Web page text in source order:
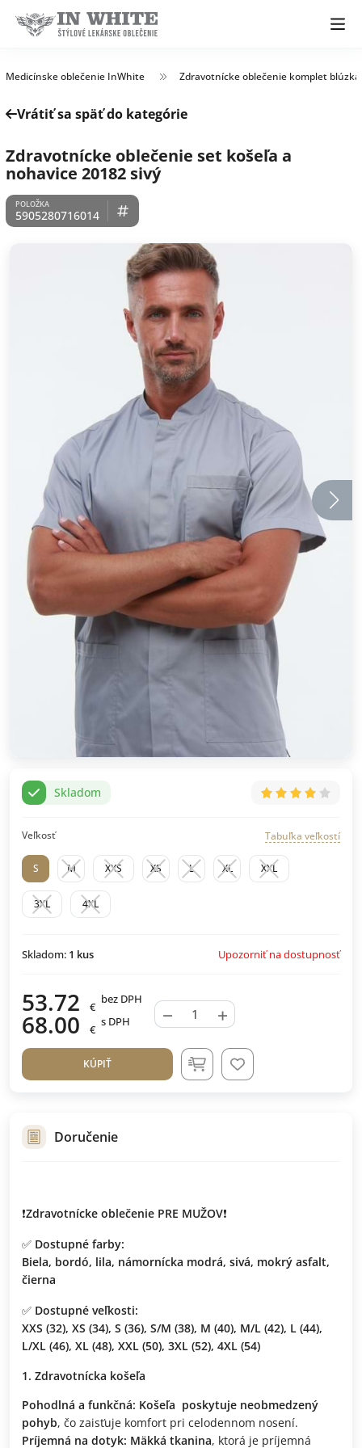
Medicínske oblečenie InWhite Zdravotnícke oblečenie komplet
Vrátiť sa späť do kategórie
Zdravotnícke oblečenie set košeľa a
nohavice 20182 sivý
5905280716014
Skladom
Veľkosť Tabuľka veľkostí
S M XXS XS L XL XXL
3XL 4XL
Skladom: 1 kus Upozorniť na dostupnosť
53.72 €
bez DPH
68.00 €
s DPH − +
KÚPIŤ
Doručenie
❗Zdravotnícke oblečenie PRE MUŽOV❗
✅ Dostupné farby:
Biela, bordó, lila, námornícka modrá, sivá, mokrý asfalt,
čierna
✅ Dostupné veľkosti:
XXS (32), XS (34), S (36), S/M (38), M (40), M/L (42), L (44),
L/XL (46), XL (48), XXL (50), 3XL (52), 4XL (54)
Zdravotnícka košeľa
Pohodlná a funkčná: Košeľa poskytuje neobmedzený
pohyb, čo zaisťuje komfort pri celodennom nosení.
Príjemná na dotyk: Mäkká tkanina, ktorá je príjemná